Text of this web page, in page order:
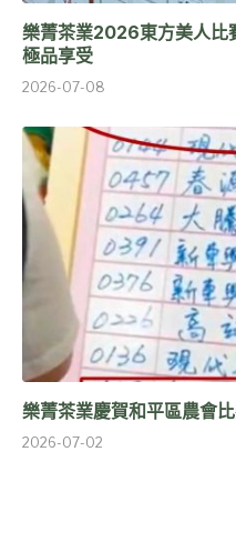
樂菁茶業2026東方美人比
極品享受
2026-07-08
樂菁茶業慶賀和平區農會
2026-07-02